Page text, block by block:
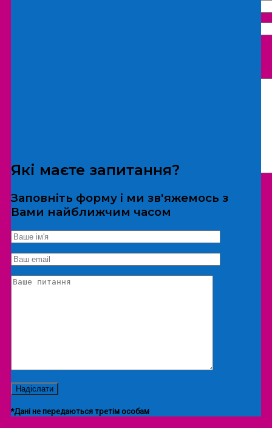
*Дані не передаються третім особам
Екскурсія/локація
Які маєте запитання?
Заповніть форму і ми зв'яжемось з
Вами найближчим часом
*Дані не передаються третім особам